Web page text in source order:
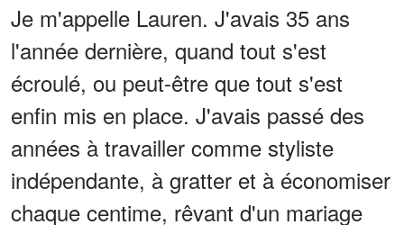
Je m'appelle Lauren. J'avais 35 ans
l'année dernière, quand tout s'est
écroulé, ou peut-être que tout s'est
enfin mis en place. J'avais passé des
années à travailler comme styliste
indépendante, à gratter et à économiser
chaque centime, rêvant d'un mariage